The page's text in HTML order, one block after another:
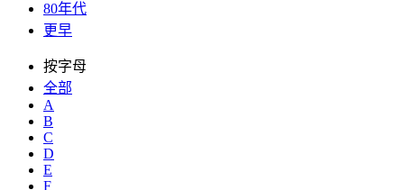
80年代
更早
按字母
全部
A
B
C
D
E
F